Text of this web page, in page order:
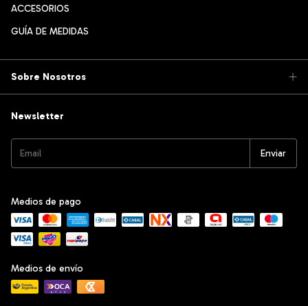
ACCESORIOS
GUÍA DE MEDIDAS
Sobre Nosotros
Newsletter
Medios de pago
Medios de envío